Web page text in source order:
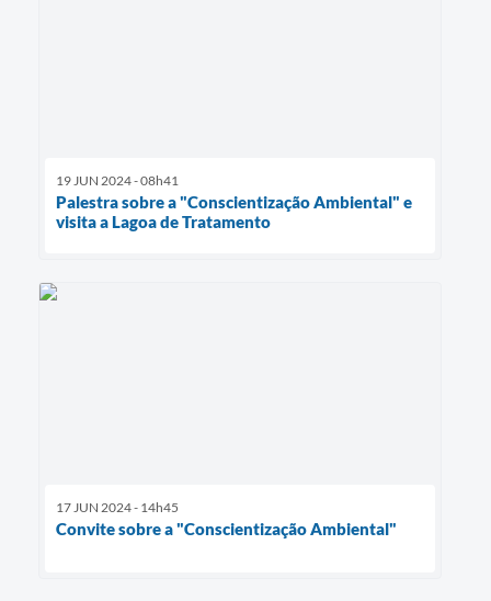
19 JUN 2024 - 08h41
Palestra sobre a "Conscientização Ambiental" e
visita a Lagoa de Tratamento
17 JUN 2024 - 14h45
Convite sobre a "Conscientização Ambiental"